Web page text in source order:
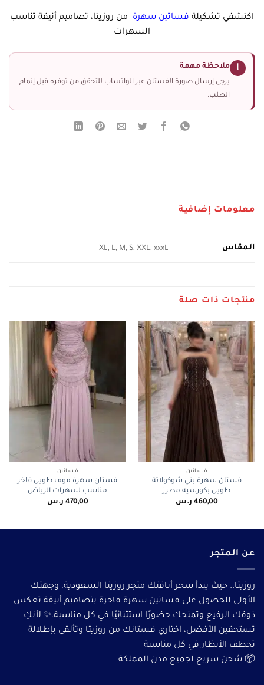
اكتشفي تشكيلة فساتين سهرة
من روزيتا، تصاميم أنيقة تناسب
السهرات
! ملاحظة مهمة
يرجى إرسال صورة الفستان عبر الواتساب للتحقق من توفره قبل إتمام
الطلب.
معلومات إضافية
المقاس XL, L, M, S, XXL, xxxL
منتجات ذات صلة
فساتين
فستان سهرة بني شوكولاتة
طويل بكورسيه مطرز
460,00 ر.س
فساتين
فستان سهرة موف طويل فاخر
مناسب لسهرات الرياض
470,00 ر.س
عن المتجر
روزيتا.. حيث يبدأ سحر أناقتك متجر روزيتا السعودية، وجهتك
الأولى للحصول على فساتين سهرة فاخرة بتصاميم أنيقة تعكس
ذوقك الرفيع وتمنحك حضورًا استثنائيًا في كل مناسبة.✨ لأنكِ
تستحقين الأفضل، اختاري فستانك من روزيتا وتألقى بإطلالة
تخطف الأنظار في كل مناسبة
📦 شحن سريع لجميع مدن المملكة